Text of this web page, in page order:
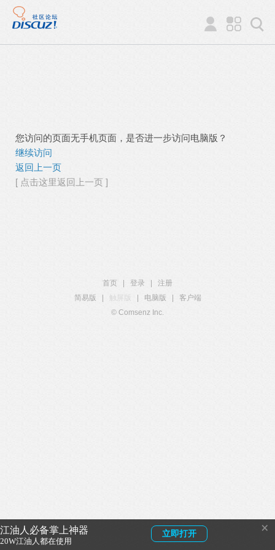
江油人必备掌上神器
20W江油人都在使用
立即打开 ×
您访问的页面无手机页面，是否进一步访问电脑版？
继续访问
返回上一页
[ 点击这里返回上一页 ]
首页 登录
注册
简易版
触屏版 电脑版
客户端
© Comsenz Inc.